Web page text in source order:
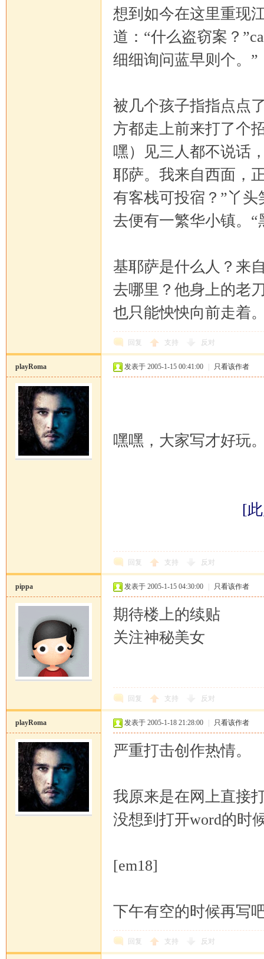
想到如今在这里重现
道：“什么盗窃案？
细细询问蓝早则个。”
被几个孩子指指点点
方都走上前来打了个
嘿）见三人都不说话
耶萨。我来自西面，
有客栈可投宿？”丫
去便有一繁华小镇。
基耶萨是什么人？来
去哪里？他身上的老
也只能怏怏向前走着
回复 支持 反对
playRoma 发表于 2005-1-15 00:41:00 只看该作者
嘿嘿，大家写才好玩
[
回复 支持 反对
pippa 发表于 2005-1-15 04:30:00 只看该作者
期待楼上的续贴
关注神秘美女
回复 支持 反对
playRoma 发表于 2005-1-18 21:28:00 只看该作者
严重打击创作热情。
我原来是在网上直接
没想到打开word的时
[em18]
下午有空的时候再写
回复 支持 反对